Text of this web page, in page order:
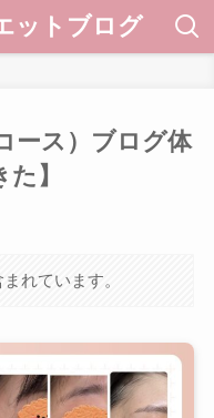
ットブログ
ース）ブログ体
】
れています。